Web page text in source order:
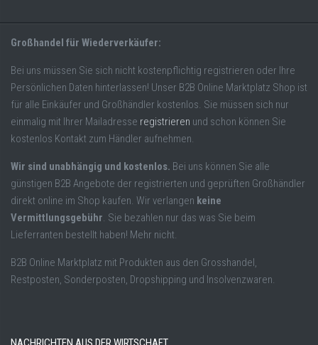
Großhandel für Wiederverkäufer:
Bei uns müssen Sie sich nicht kostenpflichtig registrieren oder Ihre
Persönlichen Daten hinterlassen! Unser B2B Online Marktplatz Shop ist
für alle Einkäufer und Großhändler kostenlos. Sie müssen sich nur
einmalig mit Ihrer Mailadresse registrieren und schon können Sie
kostenlos Kontakt zum Händler aufnehmen.
Wir sind unabhängig und kostenlos. Bei uns können Sie alle
günstigen B2B Angebote der registrierten und geprüften Großhändler
direkt online im Shop kaufen. Wir verlangen keine
Vermittlungsgebühr. Sie bezahlen nur das was Sie beim
Lieferranten bestellt haben! Mehr nicht.
B2B Online Marktplatz mit Produkten aus den Grosshandel,
Restposten, Sonderposten, Dropshipping und Insolvenzwaren.